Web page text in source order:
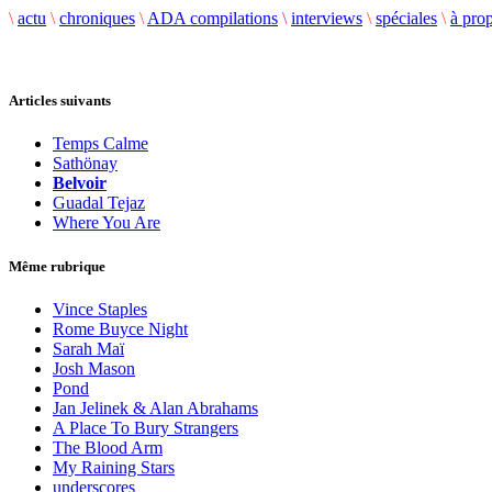
\ actu \ chroniques \ ADA compilations \ interviews \ spéciales \ à
Articles suivants
Temps Calme
Sathönay
Belvoir
Guadal Tejaz
Where You Are
Même rubrique
Vince Staples
Rome Buyce Night
Sarah Maï
Josh Mason
Pond
Jan Jelinek & Alan Abrahams
A Place To Bury Strangers
The Blood Arm
My Raining Stars
underscores